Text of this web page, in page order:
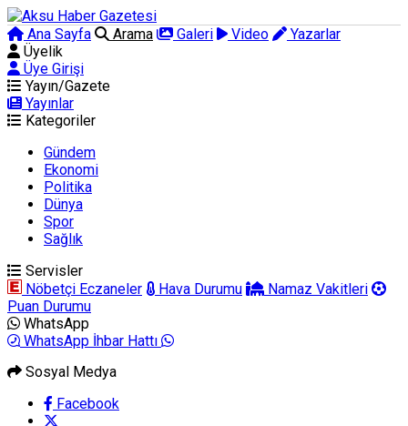
Ana Sayfa Arama Galeri Video
Yazarlar
Üyelik
Üye Girişi
Yayın/Gazete
Yayınlar
Kategoriler
Gündem
Ekonomi
Politika
Dünya
Spor
Sağlık
Servisler
Nöbetçi Eczaneler
Hava Durumu
Namaz Vakitleri
Puan Durumu
WhatsApp
WhatsApp İhbar Hattı
Sosyal Medya
Facebook